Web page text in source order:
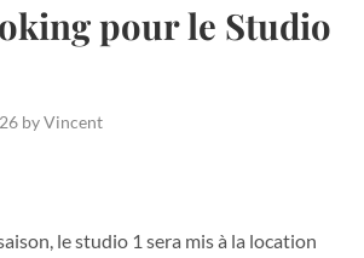
pour le Studio
byVincent
le studio 1 sera mis à la location